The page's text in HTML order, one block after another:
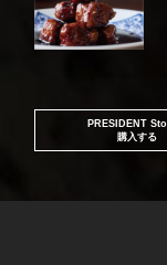
PRESIDENT
購入する